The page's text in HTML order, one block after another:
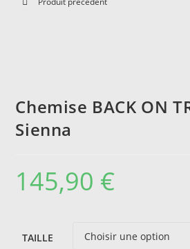
Chemise BACK ON
Sienna
145,90 €
TAILLE